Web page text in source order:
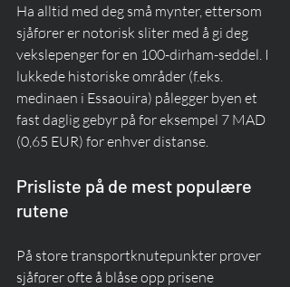
Ha alltid med deg små mynter, ettersom
sjåfører er notorisk sliter med å gi deg
vekslepenger for en 100-dirham-seddel. I
lukkede historiske områder (f.eks.
medinaen i Essaouira) pålegger byen et
fast daglig gebyr på for eksempel 7 MAD
(0,65 EUR) for enhver distanse.
Prisliste på de mest populære
rutene
På store transportknutepunkter prøver
sjåfører ofte å blåse opp prisene